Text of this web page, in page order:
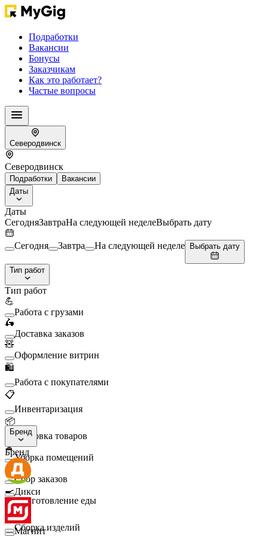
Подработки
Вакансии
Бонусы
Заказчикам
Как это работает?
Частые вопросы
Северодвинск
Северодвинск
Подработки
Вакансии
Даты
Даты
СегодняЗавтраНа следующей неделеВыбрать дату
Сегодня Завтра На следующей неделе Выбрать дату
Тип работ
Тип работ
💪
Работа с грузами
🛵
Доставка заказов
🧸
Оформление витрин
🛍️
Работа с покупателями
📋
Инвентаризация
📦
Упаковка товаров
🧹
Уборка помещений
🛒
Сбор заказов
🍳
Приготовление еды
🛠️
Сборка изделий
Бренд
Бренд
Дикси
Магнит